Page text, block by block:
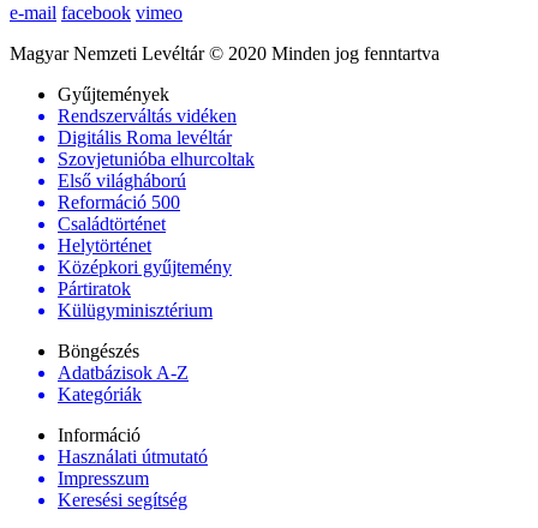
e-mail facebook vimeo
Magyar Nemzeti Levéltár © 2020 Minden jog fenntartva
Gyűjtemények
Rendszerváltás vidéken
Digitális Roma levéltár
Szovjetunióba elhurcoltak
Első világháború
Reformáció 500
Családtörténet
Helytörténet
Középkori gyűjtemény
Pártiratok
Külügyminisztérium
Böngészés
Adatbázisok A-Z
Kategóriák
Információ
Használati útmutató
Impresszum
Keresési segítség